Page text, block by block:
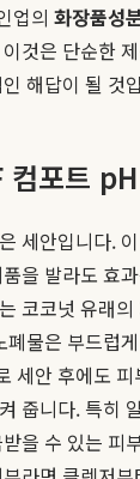
업의 화장품성
것은 단순한
해답이 될 것
포트
세안입니다.
을 발라도 효
코코넛 유래
폐물은 부드럽
세안 후에도
줍니다. 특히
을 수 있는 피